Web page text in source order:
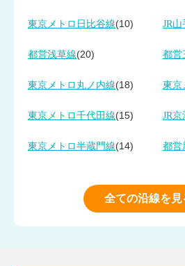
東京メトロ日比谷線(10) JR山
都営浅草線(20) 都営
東京メトロ丸ノ内線(18) 東京
東京メトロ千代田線(15) JR
東京メトロ半蔵門線(14) 都営
全ての沿線を